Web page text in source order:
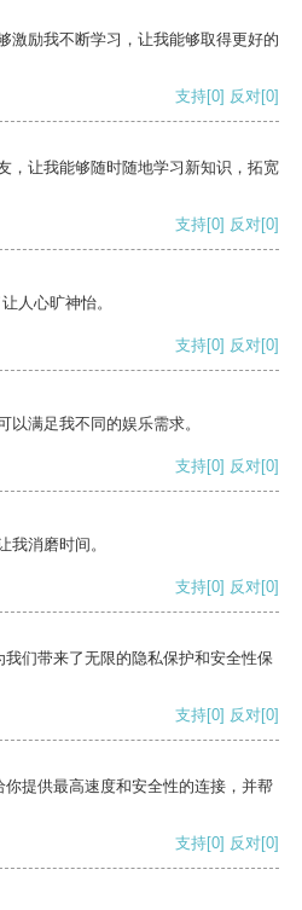
激励我不断学习，让我能够取得更好的
支持[0] 反对[0]
，让我能够随时随地学习新知识，拓宽
支持[0] 反对[0]
人心旷神怡。
支持[0] 反对[0]
以满足我不同的娱乐需求。
支持[0] 反对[0]
我消磨时间。
支持[0] 反对[0]
们带来了无限的隐私保护和安全性保
支持[0] 反对[0]
提供最高速度和安全性的连接，并帮
支持[0] 反对[0]